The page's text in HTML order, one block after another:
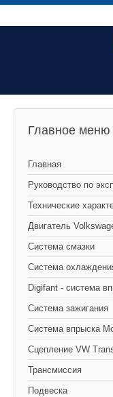
Главное меню
Главная
Руководство по
Технические
Двигатель
Система смазки
Система
Digifant - система
Cистема зажигания
Система впрыска
Сцепление VW
Трансмиссия
Подвеска